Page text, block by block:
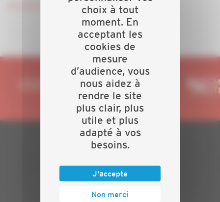
Inscription en cliquant ICI.
PLAN DU SITE
Actualités
Evénements
Présentation
choix à tout
moment. En
acceptant les
cookies de
mesure
d’audience, vous
nous aidez à
rendre le site
plus clair, plus
utile et plus
adapté à vos
besoins.
J'accepte
Non merci